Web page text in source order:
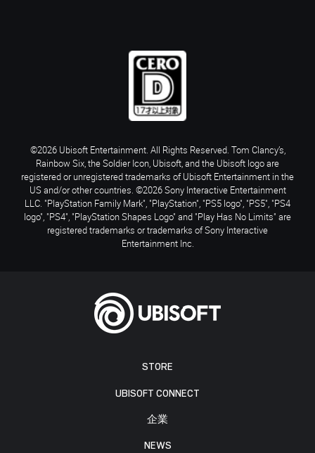
STORE
UBISOFT CONNECT
企業
NEWS
©2026 Ubisoft Entertainment. All Rights Reserved. Tom Clancy’s,
Rainbow Six, the Soldier Icon, Ubisoft, and the Ubisoft logo are
registered or unregistered trademarks of Ubisoft Entertainment in the
US and/or other countries. ©2026 Sony Interactive Entertainment
LLC. "PlayStation Family Mark", "PlayStation", "PS5 logo", "PS5", "PS4
logo", "PS4", "PlayStation Shapes Logo" and "Play Has No Limits" are
registered trademarks or trademarks of Sony Interactive
Entertainment Inc.